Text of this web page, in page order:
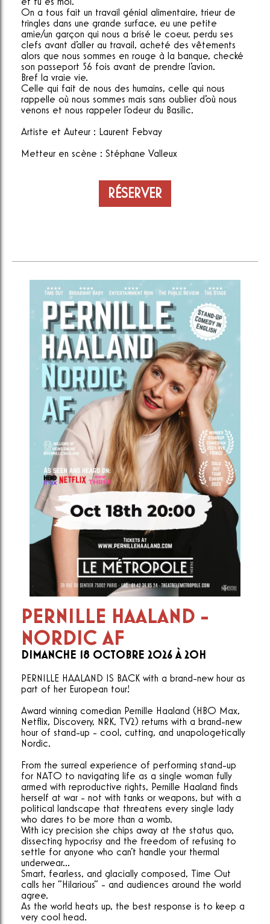
On a tous fait un travail génial alimentaire, trieur de
tringles dans une grande surface, eu une petite
amie/un garçon qui nous a brisé le coeur, perdu ses
clefs avant d'aller au travail, acheté des vêtements
alors que nous sommes en rouge à la banque, checké
son passeport 56 fois avant de prendre l'avion.
Bref la vraie vie.
Celle qui fait de nous des humains, celle qui nous
rappelle où nous sommes mais sans oublier d'où nous
venons et nous rappeler l'odeur du Basilic.
Artiste et Auteur : Laurent Febvay
Metteur en scène : Stéphane Valleux
RÉSERVER
PERNILLE HAALAND -
NORDIC AF
DIMANCHE 18 OCTOBRE 2026 À 20H
PERNILLE HAALAND IS BACK with a brand-new hour as
part of her European tour!
Award winning comedian Pernille Haaland (HBO Max,
Netflix, Discovery, NRK, TV2) returns with a brand-new
hour of stand-up - cool, cutting, and unapologetically
Nordic.
From the surreal experience of performing stand-up
for NATO to navigating life as a single woman fully
armed with reproductive rights, Pernille Haaland finds
herself at war - not with tanks or weapons, but with a
political landscape that threatens every single lady
who dares to be more than a womb.
With icy precision she chips away at the status quo,
dissecting hypocrisy and the freedom of refusing to
settle for anyone who can't handle your thermal
underwear...
Smart, fearless, and glacially composed, Time Out
calls her "Hilarious" - and audiences around the world
agree.
As the world heats up, the best response is to keep a
very cool head.